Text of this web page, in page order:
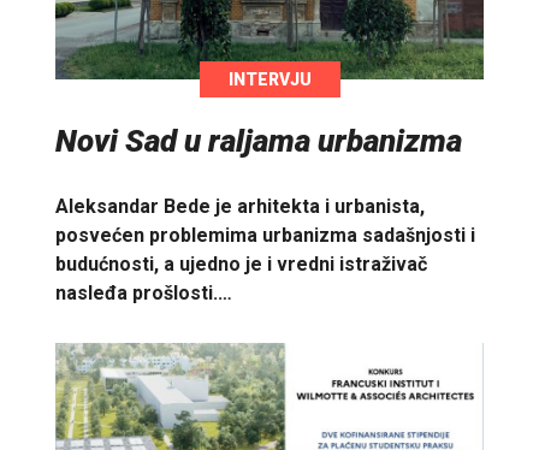
INTERVJU
Novi Sad u raljama urbanizma
Aleksandar Bede je arhitekta i urbanista,
posvećen problemima urbanizma sadašnjosti i
budućnosti, a ujedno je i vredni istraživač
nasleđa prošlosti.…